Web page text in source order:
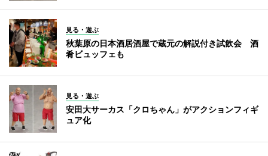
見る・遊ぶ
秋葉原の日本酒居酒屋で蔵元の解説付き試飲会 酒
肴ビュッフェも
見る・遊ぶ
安田大サーカス「クロちゃん」がアクションフィギ
ュア化